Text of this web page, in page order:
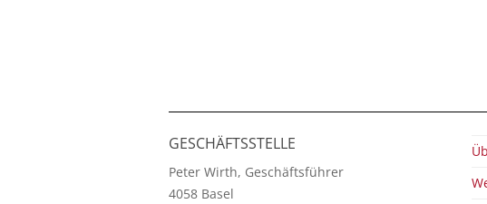
GESCHÄFTSSTELLE
Peter Wirth, Geschäftsführer
4058 Basel